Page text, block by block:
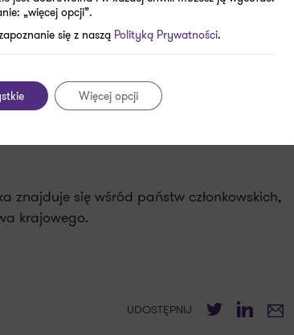
wydanie decyzji,
zł,
stosowane przez Komisję Nadzoru
znajduje się wśród państw członkowskich,
krajowego.
UDOSTĘPNIJ TwitterLinkedIn
E-mail
„więcej opcji”.
się z naszą Polityką Prywatności.
Więcej opcji